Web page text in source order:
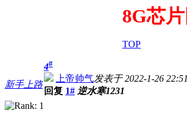
8G芯
TOP
新手上路
4#
上帝帅气发表于 2022-1-26 22:51
回复 1# 逆水寒1231